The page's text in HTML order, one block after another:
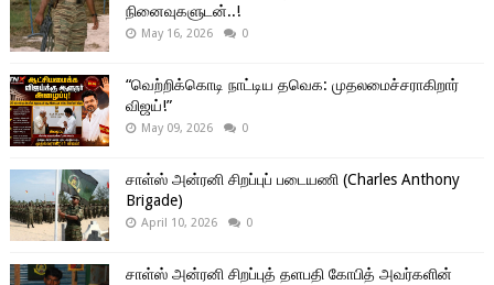
நினைவுகளுடன்..!
May 16, 2026 0
“வெற்றிக்கொடி நாட்டிய தவெக: முதலமைச்சராகிறார்
விஜய்!”
May 09, 2026 0
சாள்ஸ் அன்ரனி சிறப்புப் படையணி (Charles Anthony
Brigade)
April 10, 2026 0
சாள்ஸ் அன்ரனி சிறப்புத் தளபதி கோபித் அவர்களின்